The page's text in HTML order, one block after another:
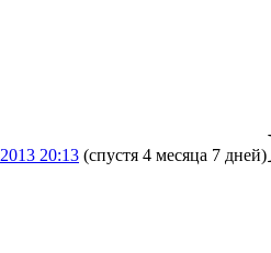
20:13 (спустя 4 месяца 7 дней)